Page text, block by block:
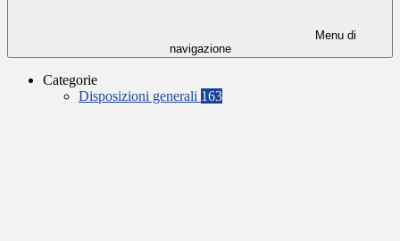
Menu di
navigazione
Categorie
Disposizioni generali 163